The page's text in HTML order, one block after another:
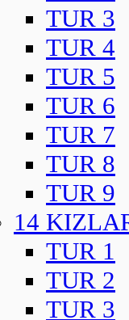
TUR 3
TUR 4
TUR 5
TUR 6
TUR 7
TUR 8
TUR 9
14
TUR 1
TUR 2
TUR 3